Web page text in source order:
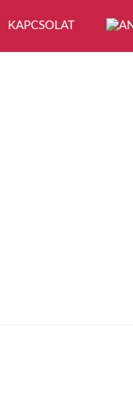
KAPCSOLAT